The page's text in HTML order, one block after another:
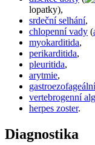
lopatky),
srdeční selhání,
chlopenní vady (
myokarditida,
perikarditida,
pleuritida,
arytmie,
vertebrogenní
herpes zoster.
Diagnostika